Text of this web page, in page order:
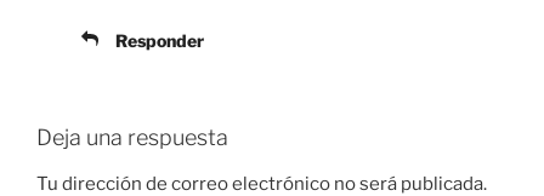
Responder
Deja una respuesta
Tu dirección de correo electrónico no será publicada.